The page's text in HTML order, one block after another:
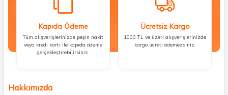
Kapıda Ödeme
Tüm alışverişlerinizde peşin nakit
veya kredi kartı ile kapıda ödeme
gerçekleştirebilirsiniz.
Ücretsiz Kargo
1000 TL ve üzeri alışverişlerinizde
kargo ücreti ödemezsiniz.
Hakkımızda